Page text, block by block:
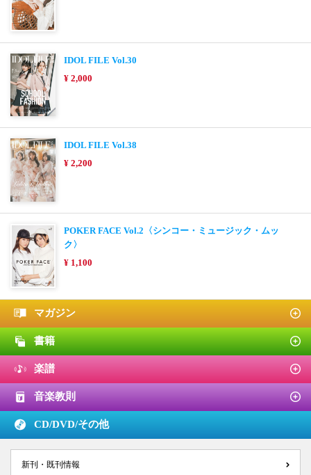
IDOL FILE Vol.30
¥ 2,000
IDOL FILE Vol.38
¥ 2,200
POKER FACE Vol.2〈シンコー・ミュージック・ムッ
ク〉
¥ 1,100
マガジン
書籍
楽譜
音楽教則
CD/DVD/その他
新刊・既刊情報